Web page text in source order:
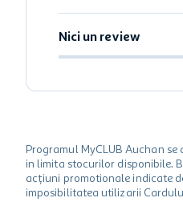
Nici un review
Programul MyCLUB Auchan
in limita stocurilor disponibile.
acțiuni promotionale indicate
imposibilitatea utilizarii